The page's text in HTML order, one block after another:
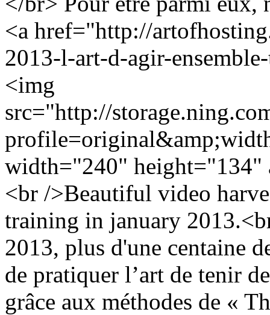
<a href="http://
2013-l-art-d-agir-
<img
src="http://
width="240"
<br />Beautiful video
training in january
2013, plus d'une centaine
de pratiquer l’art de tenir
grâce aux méthodes de «